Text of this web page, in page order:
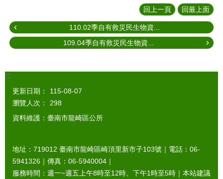
回上一頁 回最上面
110.02季自有救災民生物資...
109.04季自有救災民生物資...
:::
更新日期：
115-08-07
瀏覽人次：
298
資料維護：臺南市龍崎區公所
地址：719012 臺南市龍崎區崎頂里新市子103號｜電話：06-
5941326｜傳真：06-5940004｜
服務時間：週一~週五上午8時至12時、下午1時至5時｜本站建議